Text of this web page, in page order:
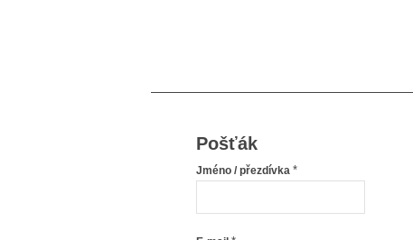
Pošťák
Jméno / přezdívka *